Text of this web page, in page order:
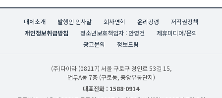
매체소개 발행인 인사말 회사연혁 윤리강령
저작권정책
개인정보취급방침
청소년보호책임자 : 안영건
제휴미디어/문의
광고문의
정보드림
(주)다아라 (08217) 서울 구로구 경인로 53길 15,
업무A동 7층 (구로동, 중앙유통단지)
대표전화 : 1588-0914